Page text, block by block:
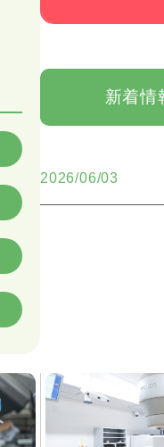
新着情
2026/06/03